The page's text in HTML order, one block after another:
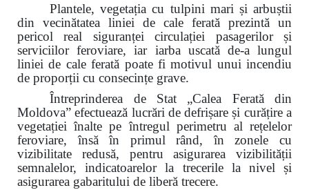
Plantele, vegetația cu tulpini mari și arbuștii
din vecinătatea liniei de cale ferată prezintă un
pericol real siguranței circulației pasagerilor și
serviciilor feroviare, iar iarba uscată de-a lungul
liniei de cale ferată poate fi motivul unui incendiu
de proporții cu consecințe grave.
Întreprinderea de Stat „Calea Ferată din
Moldova” efectuează lucrări de defrișare și curățire a
vegetației înalte pe întregul perimetru al rețelelor
feroviare, însă în primul rând, în zonele cu
vizibilitate redusă, pentru asigurarea vizibilității
semnalelor, indicatoarelor la trecerile la nivel și
asigurarea gabaritului de liberă trecere.